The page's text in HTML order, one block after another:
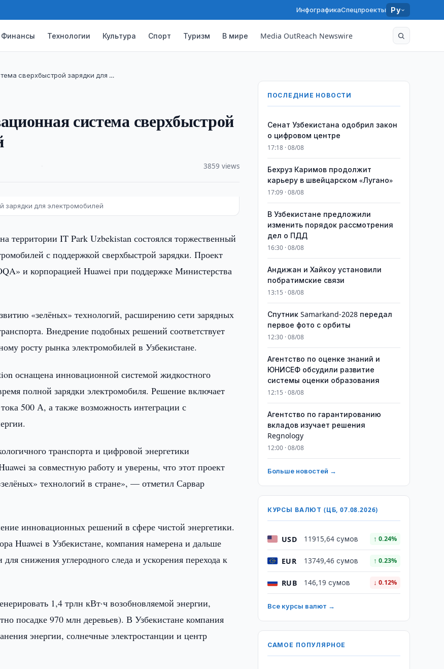
ИнфографикаСпецпроекты Ру
Финансы Технологии Культура Спорт Туризм В мире Media OutReach Newswire
сверхбыстрой зарядки для …
система сверхбыстрой
3859 views
зарядки для электромобилей
территории IT Park Uzbekistan состоялся торжественный
с поддержкой сверхбыстрой зарядки. Проект
и корпорацией Huawei при поддержке Министерства
«зелёных» технологий, расширению сети зарядных
Внедрение подобных решений соответствует
росту рынка электромобилей в Узбекистане.
оснащена инновационной системой жидкостного
полной зарядки электромобиля. Решение включает
500 А, а также возможность интеграции с
транспорта и цифровой энергетики
за совместную работу и уверены, что этот проект
технологий в стране», — отметил Сарвар
инновационных решений в сфере чистой энергетики.
Huawei в Узбекистане, компания намерена и дальше
снижения углеродного следа и ускорения перехода к
1,4 трлн кВт·ч возобновляемой энергии,
посадке 970 млн деревьев). В Узбекистане компания
энергии, солнечные электростанции и центр
ПОСЛЕДНИЕ НОВОСТИ
Сенат Узбекистана одобрил закон
о цифровом центре
17:18 · 08/08
Бехруз Каримов продолжит
карьеру в швейцарском «Лугано»
17:09 · 08/08
В Узбекистане предложили
изменить порядок рассмотрения
дел о ПДД
16:30 · 08/08
Андижан и Хайкоу установили
побратимские связи
13:15 · 08/08
Спутник Samarkand-2028 передал
первое фото с орбиты
12:30 · 08/08
Агентство по оценке знаний и
ЮНИСЕФ обсудили развитие
системы оценки образования
12:15 · 08/08
Агентство по гарантированию
вкладов изучает решения
Regnology
12:00 · 08/08
Больше новостей →
КУРСЫ ВАЛЮТ (ЦБ, 07.08.2026)
USD 11915,64 сумов ↑ 0.24%
EUR 13749,46 сумов ↑ 0.23%
RUB 146,19 сумов ↓ 0.12%
Все курсы валют →
САМОЕ ПОПУЛЯРНОЕ